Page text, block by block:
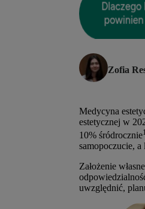
Zofia
Medycyna
estetycznej w
10% śródrocznie1
samopoczucie,
Założenie
uwzględnić,